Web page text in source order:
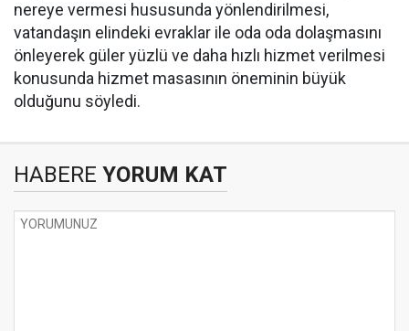
nereye vermesi hususunda yönlendirilmesi,
vatandaşın elindeki evraklar ile oda oda dolaşmasını
önleyerek güler yüzlü ve daha hızlı hizmet verilmesi
konusunda hizmet masasının öneminin büyük
olduğunu söyledi.
HABERE YORUM KAT